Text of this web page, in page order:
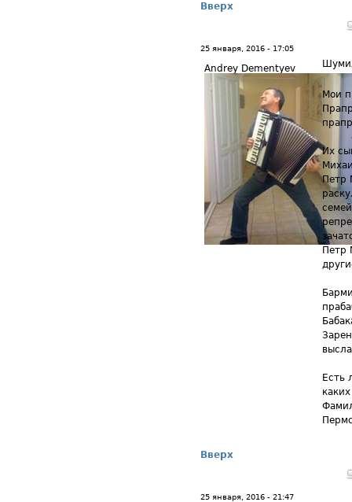
Вверх
25 января, 2016 - 17:05
Andrey Dementyev
Мои
Их
Петр
Петр
Есть
Вверх
25 января, 2016 - 21:47